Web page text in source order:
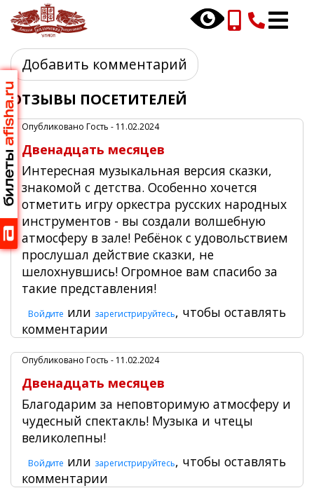
Перейти
основному
содержанию
Добавить комментарий
ОТЗЫВЫ ПОСЕТИТЕЛЕЙ
Опубликовано Гость - 11.02.2024
Двенадцать месяцев
Интересная музыкальная версия сказки,
знакомой с детства. Особенно хочется
отметить игру оркестра русских народных
инструментов - вы создали волшебную
атмосферу в зале! Ребёнок с удовольствием
прослушал действие сказки, не
шелохнувшись! Огромное вам спасибо за
такие представления!
Войдите или зарегистрируйтесь, чтобы оставлять
комментарии
Опубликовано Гость - 11.02.2024
Двенадцать месяцев
Благодарим за неповторимую атмосферу и
чудесный спектакль! Музыка и чтецы
великолепны!
Войдите или зарегистрируйтесь, чтобы оставлять
комментарии